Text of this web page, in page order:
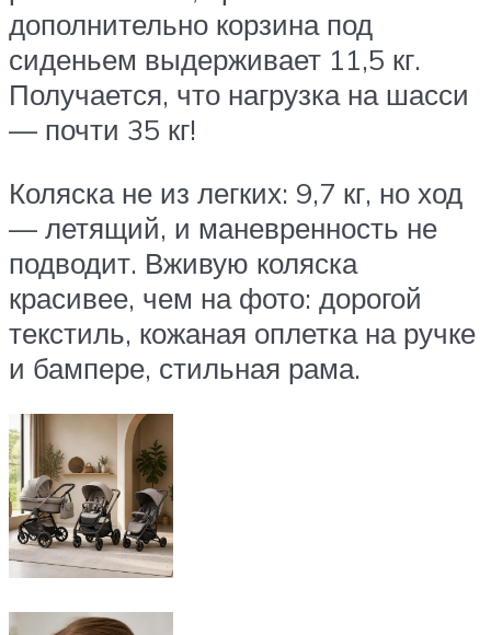
дополнительно корзина под
сиденьем выдерживает 11,5 кг.
Получается, что нагрузка на шасси
— почти 35 кг!
Коляска не из легких: 9,7 кг, но ход
— летящий, и маневренность не
подводит. Вживую коляска
красивее, чем на фото: дорогой
текстиль, кожаная оплетка на ручке
и бампере, стильная рама.